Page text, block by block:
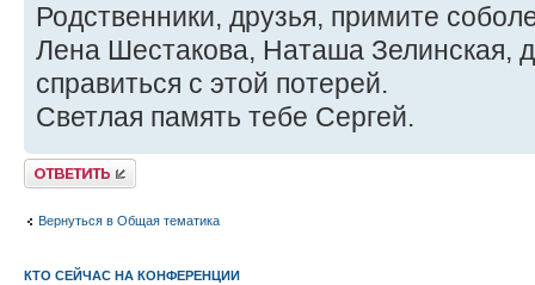
Родственники, друзья, примите
Лена Шестакова, Наташа Зелинская,
справиться с этой потерей.
Светлая память тебе Сергей.
Ответить
Вернуться в Общая тематика
КТО СЕЙЧАС НА КОНФЕРЕНЦИИ